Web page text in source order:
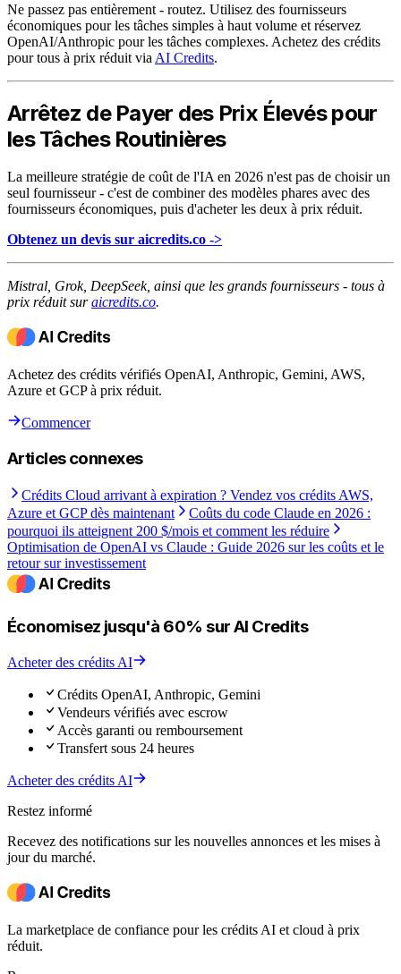
Ne passez pas entièrement - routez. Utilisez des fournisseurs
économiques pour les tâches simples à haut volume et réservez
OpenAI/Anthropic pour les tâches complexes. Achetez des crédits
pour tous à prix réduit via AI Credits.
Arrêtez de Payer des Prix Élevés pour
les Tâches Routinières
La meilleure stratégie de coût de l'IA en 2026 n'est pas de choisir un
seul fournisseur - c'est de combiner des modèles phares avec des
fournisseurs économiques, puis d'acheter les deux à prix réduit.
Obtenez un devis sur aicredits.co ->
Mistral, Grok, DeepSeek, ainsi que les grands fournisseurs - tous à
prix réduit suraicredits.co.
Achetez des crédits vérifiés OpenAI, Anthropic, Gemini, AWS,
Azure et GCP à prix réduit.
Commencer
Articles connexes
Crédits Cloud arrivant à expiration ? Vendez vos crédits AWS,
Azure et GCP dès maintenant
Coûts du code Claude en 2026 :
pourquoi ils atteignent 200 $/mois et comment les réduire
Optimisation de OpenAI vs Claude : Guide 2026 sur les coûts et le
retour sur investissement
Économisez jusqu'à 60% sur AI Credits
Acheter des crédits AI
Crédits OpenAI, Anthropic, Gemini
Vendeurs vérifiés avec escrow
Accès garanti ou remboursement
Transfert sous 24 heures
Acheter des crédits AI
Restez informé
Recevez des notifications sur les nouvelles annonces et les mises à
jour du marché.
La marketplace de confiance pour les crédits AI et cloud à prix
réduit.